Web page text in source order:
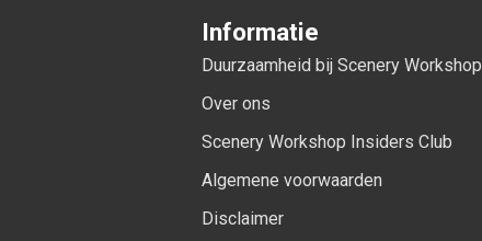
Informatie
Duurzaamheid bij Scenery Workshop
Over ons
Scenery Workshop Insiders Club
Algemene voorwaarden
Disclaimer